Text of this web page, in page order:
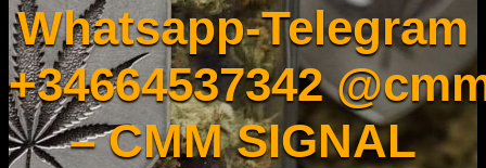
Whatsapp-Telegram
+34664537342
– CMM SIGNAL